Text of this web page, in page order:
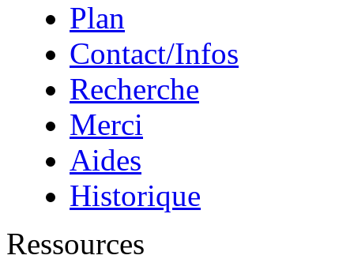
Plan
Contact/Infos
Recherche
Merci
Aides
Historique
Ressources